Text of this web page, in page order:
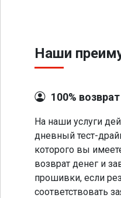
Наши
100%
На наши услуги
дневный тест-
которого вы
возврат денег и
прошивки, если
соответствовать